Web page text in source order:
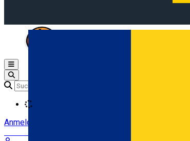
Open main menu
Anmeldung